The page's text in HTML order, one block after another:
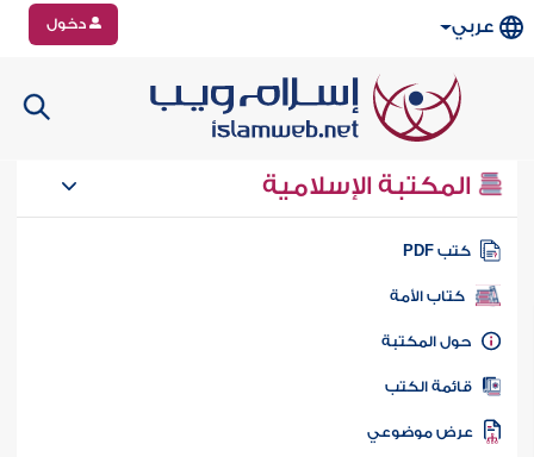
عربي دخول
المكتبة الإسلامية
كتب PDF
كتاب الأمة
المكتبة
الكتب